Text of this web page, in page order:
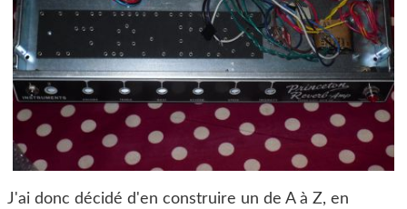
J'ai donc décidé d'en construire un de A à Z, en